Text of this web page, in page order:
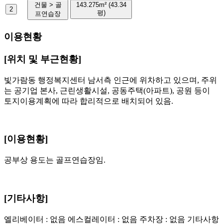
2
건물 > 골
프연습장
143.275m² (43.34
평)
이용현황
[위치 및 부근현황]
빛가람동 행정복지센터 남서측 인근에 위차하고 있으며, 주위
는 공기업 본사, 근린생활시설, 공동주택(아파트), 공원 등이
토지이용계획에 따라 합리적으로 배치되어 있음.
[이용현황]
공부상 용도는 골프연습장임.
[기타사항]
엘리베이터 : 없음 에스컬레이터 : 없음 주차장 : 없음 기타사항